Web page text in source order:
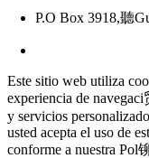
P.O Box 3918,聽
Este sitio web utiliza
experiencia de
y servicios
usted acepta el uso de
conforme a nuestra Pol